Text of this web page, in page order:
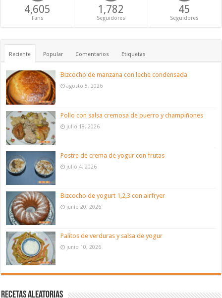
4,605
Fans
1,782
Seguidores
45
Seguidores
Reciente Popular Comentarios Etiquetas
Bizcocho de manzana con leche condensada
agosto 5, 2026
Pollo con salsa cremosa de puerro y champiñones
julio 18, 2026
Postre de crema de yogur con frutas
julio 4, 2026
Bizcocho de yogurt 1,2,3 con airfryer
junio 20, 2026
Palitos de verduras y salsa de yogur
junio 10, 2026
Recetas aleatorias